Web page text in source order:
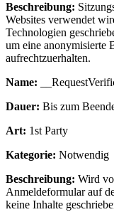
Beschreibung:
Websites verwendet
Technologien
um eine anonymisierte
aufrechtzuerhalten.
Name:
Dauer: Bis zum
Art: 1st Party
Kategorie: Notwendig
Beschreibung: Wird
Anmeldeformular auf
keine Inhalte